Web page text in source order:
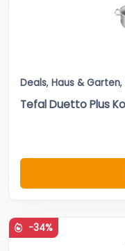
Deals, Haus & Garten,
Tefal Duetto Plus
-34%